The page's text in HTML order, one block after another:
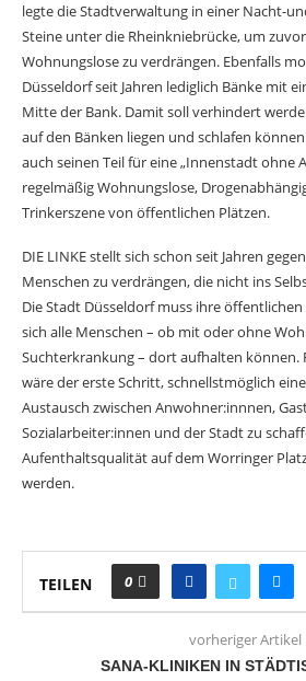
legte die Stadtverwaltung in einer Nacht-
Steine unter die Rheinkniebrücke, um
Wohnungslose zu verdrängen. Ebenfalls
Düsseldorf seit Jahren lediglich Bänke mit
Mitte der Bank. Damit soll verhindert
auf den Bänken liegen und schlafen
auch seinen Teil für eine „Innenstadt ohne
regelmäßig Wohnungslose,
Trinkerszene von öffentlichen Plätzen.
DIE LINKE stellt sich schon seit Jahren
Menschen zu verdrängen, die nicht ins
Die Stadt Düsseldorf muss ihre
sich alle Menschen – ob mit oder ohne
Suchterkrankung – dort aufhalten können.
wäre der erste Schritt, schnellstmöglich
Austausch zwischen Anwohner:innnen,
Sozialarbeiter:innen und der Stadt zu
Aufenthaltsqualität auf dem Worringer
werden.
TEILEN 0
vorheriger Artikel
SANA-KLINIKEN IN